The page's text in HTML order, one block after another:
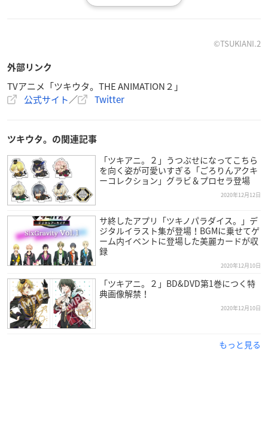
ツキノ芸能プロダクションに所属する2組のアイドルユニッ
ocellarum（プロセラルム／通称：プロセラ）はライバルにし
て兄弟ユニット。
ツキプロの看板ユニットとして充実した日々を過ごしつつも、
ベートのオフの姿。
どちらもあるのが、彼らの『今』！
グラビ、プロセラのアイドルな日常をお届けします！
【スタッフ】
監督：西本由紀夫
シリーズ構成：高橋ナツコ
キャラクターデザイン：千葉道徳、横山愛
アニメーション制作：Children’s Playground Entertainment
キャラクター原案：じく
【キャスト】
師走駆：梶裕貴
©TSUKIANI.2
外部リンク
TVアニメ「ツキウタ。THE ANIMATION２」
公式サイト／ Twitter
ツキウタ。の関連記事
「ツキアニ。２」うつぶせになってこちら
を向く姿が可愛いすぎる「ごろりんアクキ
ーコレクション」グラビ＆プロセラ登場
2020年12月12日
サ終したアプリ「ツキノパラダイス。」デ
ジタルイラスト集が登場！BGMに乗せてゲ
ーム内イベントに登場した美麗カードが収
録
2020年12月10日
「ツキアニ。２」BD&DVD第1巻につく特
典画像解禁！
2020年12月10日
もっと見る